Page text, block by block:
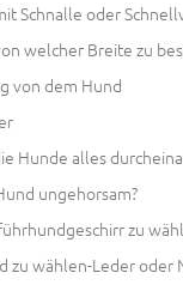
Schnalle oder
welcher Breite zu
von dem Hund
Hunde alles
ungehorsam?
zu
zu wählen-Leder oder